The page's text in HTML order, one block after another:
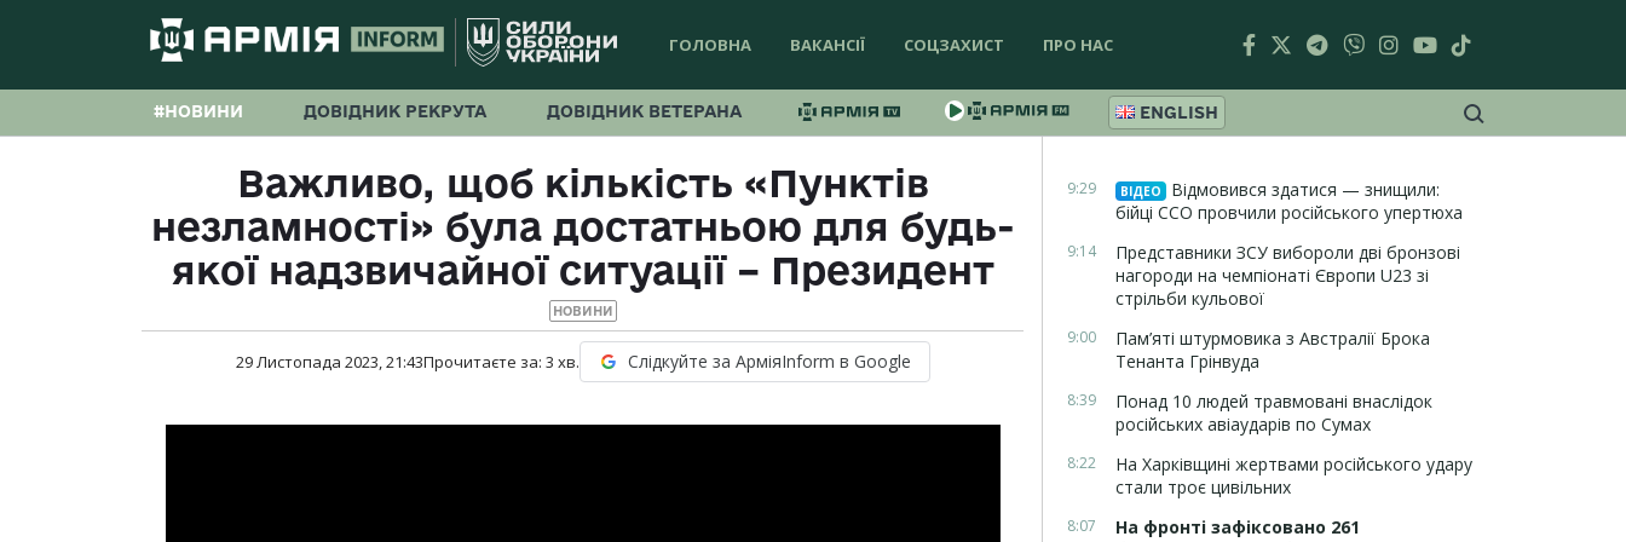
ГОЛОВНА ВАКАНСІЇ СОЦЗАХИСТ ПРО НАС
#НОВИНИ ДОВІДНИК РЕКРУТА ДОВІДНИК ВЕТЕРАНА ENGLISH
Важливо, щоб кількість «Пунктів
незламності» була достатньою для будь-
якої надзвичайної ситуації – Президент
НОВИНИ
29 Листопада 2023, 21:43Прочитаєте за: 3 хв. Слідкуйте за АрміяInform в Google
9:29 ВІДЕО
Відмовився здатися — знищили:
бійці ССО провчили російського упертюха
9:14
Представники ЗСУ вибороли дві бронзові
нагороди на чемпіонаті Європи U23 зі
стрільби кульової
9:00
Пам’яті штурмовика з Австралії Брока
Тенанта Грінвуда
8:39
Понад 10 людей травмовані внаслідок
російських авіаударів по Сумах
8:22
На Харківщині жертвами російського удару
стали троє цивільних
8:07
На фронті зафіксовано 261